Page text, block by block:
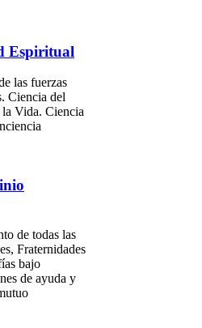
Espiritual
las fuerzas
Ciencia del
Vida. Ciencia
de todas las
Fraternidades
bajo
de ayuda y